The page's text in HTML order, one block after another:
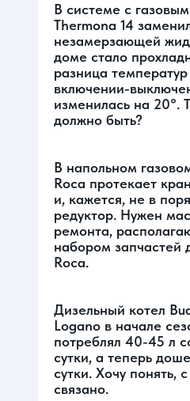
В системе с
Thermona 14
незамерзающей
доме стало
разница
включении-
изменилась на 20°.
должно быть?
В напольном
Roca протекает
и, кажется, не в
редуктор. Нужен
ремонта,
набором запчастей
Roca.
Дизельный котел
Logano в начале
потреблял 40-45 л
сутки, а теперь
сутки. Хочу понять,
связано.